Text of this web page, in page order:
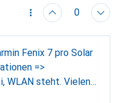
0
Fenix 7 pro Solar
=>
WLAN steht. Vielen
Grüssen